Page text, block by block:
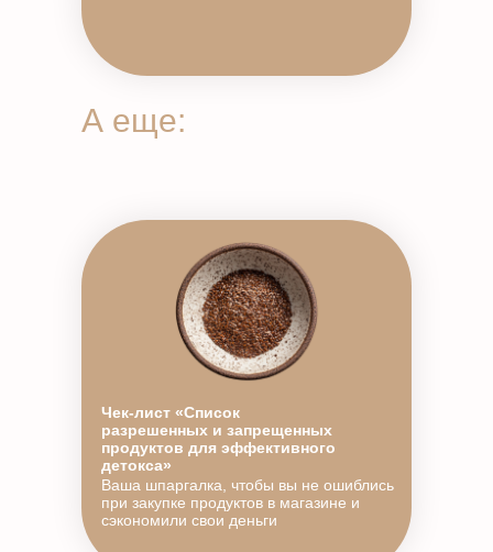
А еще:
Ваша шпаргалка, чтобы вы не ошиблись
при закупке продуктов в магазине и
сэкономили свои деньги
Чек-лист «Список
разрешенных и запрещенных
продуктов для эффективного
детокса»